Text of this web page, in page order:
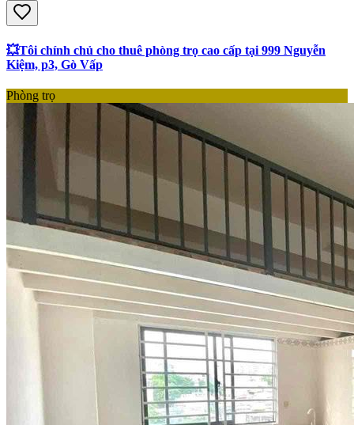
💥Tôi chính chủ cho thuê phòng trọ cao cấp tại 999 Nguyễn
Kiệm, p3, Gò Vấp
Phòng trọ